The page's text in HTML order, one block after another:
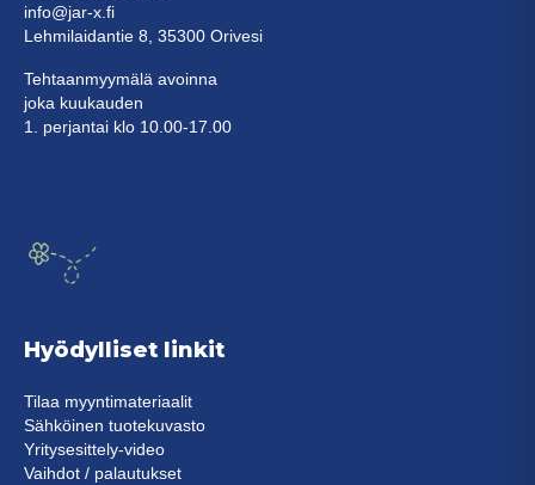
info@jar-x.fi
Lehmilaidantie 8, 35300 Orivesi
Tehtaanmyymälä avoinna
joka kuukauden
1. perjantai klo 10.00-17.00
Hyödylliset linkit
Tilaa myyntimateriaalit
Sähköinen tuotekuvasto
Yritysesittely-video
Vaihdot / palautukset